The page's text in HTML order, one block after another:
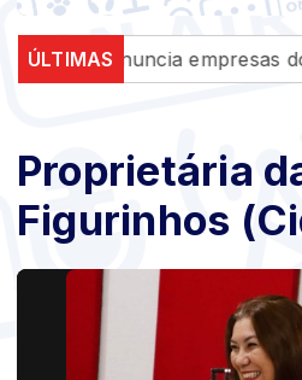
ÚLTIMAS
MPF denuncia empresas
Proprietária
Figurinhos